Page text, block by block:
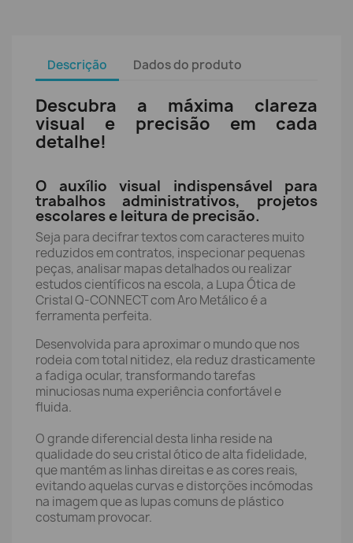
Descrição Dados do produto
Descubra a máxima clareza
visual e precisão em cada
detalhe!
O auxílio visual indispensável para
trabalhos administrativos, projetos
escolares e leitura de precisão.
Seja para decifrar textos com caracteres muito
reduzidos em contratos, inspecionar pequenas
peças, analisar mapas detalhados ou realizar
estudos científicos na escola, a Lupa Ótica de
Cristal Q-CONNECT com Aro Metálico é a
ferramenta perfeita.
Desenvolvida para aproximar o mundo que nos
rodeia com total nitidez, ela reduz drasticamente
a fadiga ocular, transformando tarefas
minuciosas numa experiência confortável e
fluida.
O grande diferencial desta linha reside na
qualidade do seu cristal ótico de alta fidelidade,
que mantém as linhas direitas e as cores reais,
evitando aquelas curvas e distorções incómodas
na imagem que as lupas comuns de plástico
costumam provocar.